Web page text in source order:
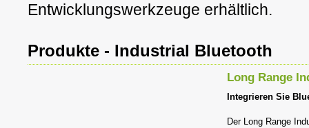
Entwicklungswerkzeuge erhältlich.
Produkte - Industrial Bluetooth
Long Range
Integrieren Sie
Der Long Range